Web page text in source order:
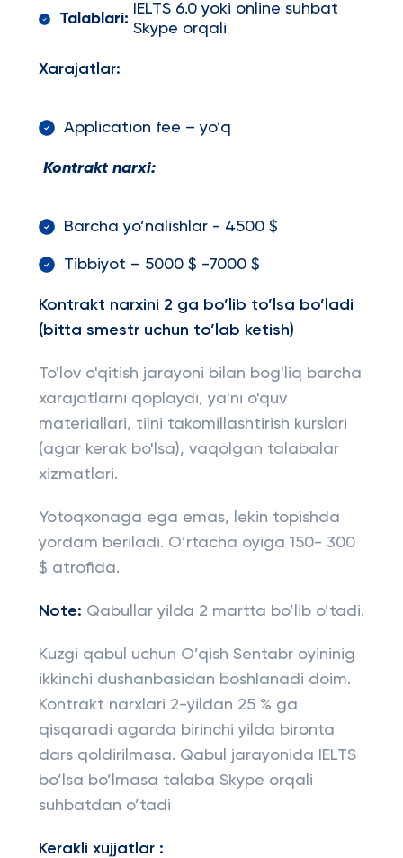
Talablari:
IELTS 6.0 yoki online suhbat
Skype orqali
Xarajatlar:
Application fee – yo’q
Kontrakt narxi:
Barcha yo’nalishlar - 4500 $
Tibbiyot – 5000 $ -7000 $
Kontrakt narxini 2 ga bo’lib to’lsa bo’ladi
(bitta smestr uchun to’lab ketish)
To'lov o'qitish jarayoni bilan bog'liq barcha
xarajatlarni qoplaydi, ya'ni o'quv
materiallari, tilni takomillashtirish kurslari
(agar kerak bo'lsa), vaqolgan talabalar
xizmatlari.
Yotoqxonaga ega emas, lekin topishda
yordam beriladi. O’rtacha oyiga 150- 300
$ atrofida.
Note: Qabullar yilda 2 martta bo’lib o’tadi.
Kuzgi qabul uchun O’qish Sentabr oyininig
ikkinchi dushanbasidan boshlanadi doim.
Kontrakt narxlari 2-yildan 25 % ga
qisqaradi agarda birinchi yilda bironta
dars qoldirilmasa. Qabul jarayonida IELTS
bo’lsa bo’lmasa talaba Skype orqali
suhbatdan o’tadi
Kerakli xujjatlar :